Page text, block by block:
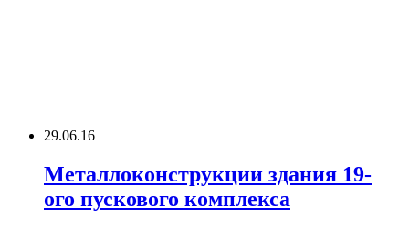
29.06.16
Металлоконструкции здания 19-
ого пускового комплекса